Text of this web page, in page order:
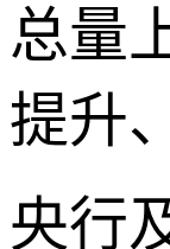
总量
提升
央行